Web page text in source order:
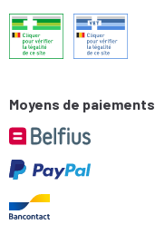
Moyens de paiements